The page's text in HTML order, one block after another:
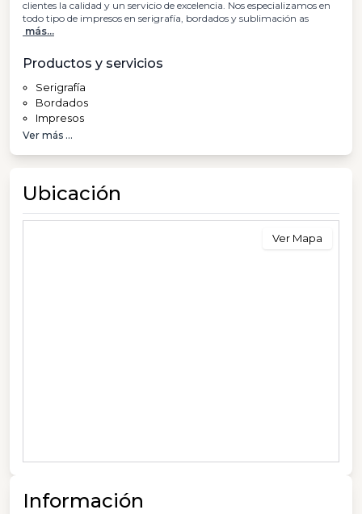
clientes la calidad y un servicio de excelencia. Nos especializamos en
todo tipo de impresos en serigrafía, bordados y sublimación as
más...
Productos y servicios
Serigrafía
Bordados
Impresos
Ver más ...
Ubicación
Ver Mapa
Información